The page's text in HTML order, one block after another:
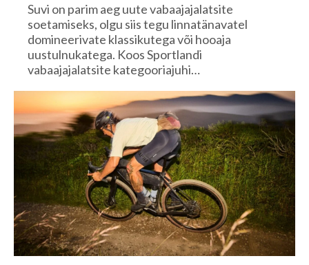
Suvi on parim aeg uute vabaajajalatsite
soetamiseks, olgu siis tegu linnatänavatel
domineerivate klassikutega või hooaja
uustulnukatega. Koos Sportlandi
vabaajajalatsite kategooriajuhi…